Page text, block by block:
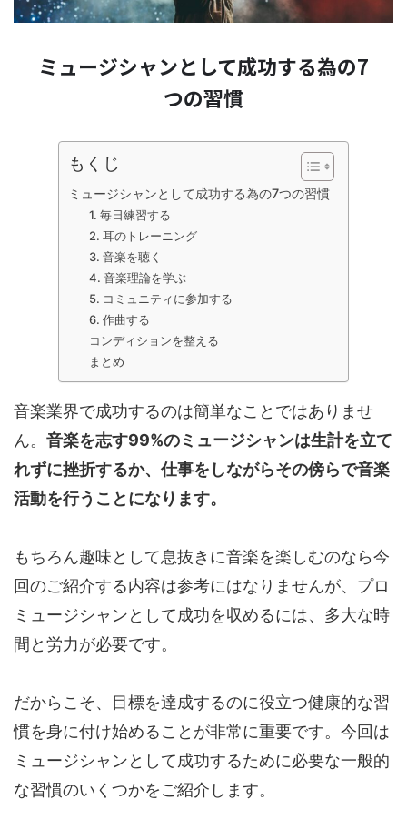
ミュージシャンとして成功する為の7
つの習慣
もくじ
ミュージシャンとして成功する為の7つの習慣
1. 毎日練習する
2. 耳のトレーニング
3. 音楽を聴く
4. 音楽理論を学ぶ
5. コミュニティに参加する
6. 作曲する
コンディションを整える
まとめ
音楽業界で成功するのは簡単なことではありませ
ん。 音楽を志す99%のミュージシャンは生計を立て
れずに挫折するか、仕事をしながらその傍らで音楽
活動を行うことになります。
もちろん趣味として息抜きに音楽を楽しむのなら今
回のご紹介する内容は参考にはなりませんが、プロ
ミュージシャンとして成功を収めるには、多大な時
間と労力が必要です。
だからこそ、目標を達成するのに役立つ健康的な習
慣を身に付け始めることが非常に重要です。今回は
ミュージシャンとして成功するために必要な一般的
な習慣のいくつかをご紹介します。